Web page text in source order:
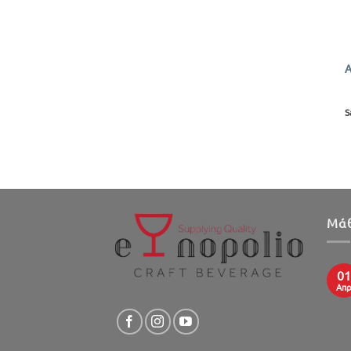
01
Απρ